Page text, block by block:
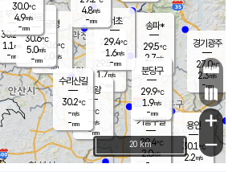
과천
29.5℃
1.7m/s
- mm
용인
30.1℃
2.2m/s
경기광주
27.0℃
2.3m/s
-mm
의왕
- ℃
-m/s
-mm
mm
광명
30.6 ℃
2.0 m/s
-mm
부천
30.2℃
1.1 m/s
-mm
구로
30.6℃
5.0m/s
-mm
송파*
29.5℃
2.7m/s
-mm
서초
29.4℃
1.6m/s
-mm
기흥구갈
29.4℃
2.0m/s
-
수리산길
30.2℃
-m/s
-mm
분당구
29.9℃
1.9m/s
-mm
30.0℃
4.9m/s
-mm
4.8m/s
-mm
+
−
20 km